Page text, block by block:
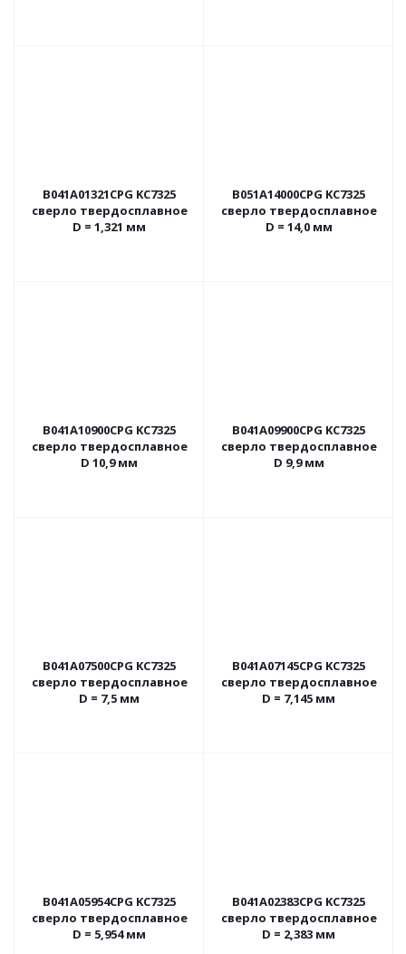
B041A01321CPG KC7325
сверло твердосплавное
D = 1,321 мм
B051A14000CPG KC7325
сверло твердосплавное
D = 14,0 мм
B041A10900CPG KC7325
сверло твердосплавное
D 10,9 мм
B041A09900CPG KC7325
сверло твердосплавное
D 9,9 мм
B041A07500CPG KC7325
сверло твердосплавное
D = 7,5 мм
B041A07145CPG KC7325
сверло твердосплавное
D = 7,145 мм
B041A05954CPG KC7325
сверло твердосплавное
D = 5,954 мм
B041A02383CPG KC7325
сверло твердосплавное
D = 2,383 мм